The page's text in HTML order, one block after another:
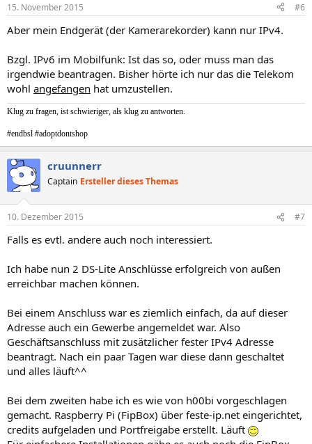
15. November 2015 #6
Aber mein Endgerät (der Kamerarekorder) kann nur IPv4.
Bzgl. IPv6 im Mobilfunk: Ist das so, oder muss man das
irgendwie beantragen. Bisher hörte ich nur das die Telekom
wohl angefangen hat umzustellen.
Klug zu fragen, ist schwieriger, als klug zu antworten.
#endbsl #adoptdontshop
cruunnerr
Captain Ersteller dieses Themas
10. Dezember 2015 #7
Falls es evtl. andere auch noch interessiert.
Ich habe nun 2 DS-Lite Anschlüsse erfolgreich von außen
erreichbar machen können.
Bei einem Anschluss war es ziemlich einfach, da auf dieser
Adresse auch ein Gewerbe angemeldet war. Also
Geschäftsanschluss mit zusätzlicher fester IPv4 Adresse
beantragt. Nach ein paar Tagen war diese dann geschaltet
und alles läuft^^
Bei dem zweiten habe ich es wie von h00bi vorgeschlagen
gemacht. Raspberry Pi (FipBox) über feste-ip.net eingerichtet,
credits aufgeladen und Portfreigabe erstellt. Läuft